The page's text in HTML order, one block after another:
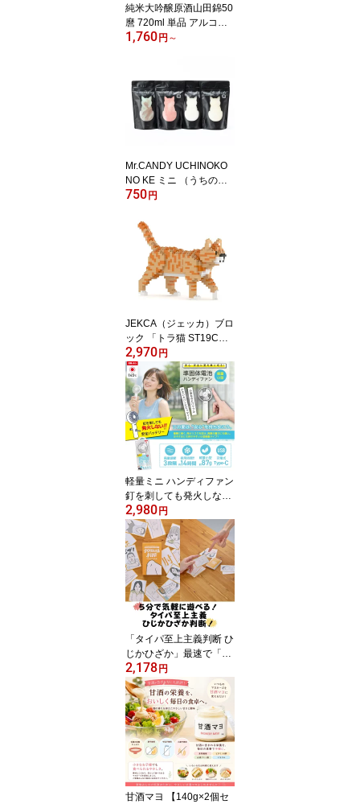
純米大吟醸原酒山田錦50
麿 720ml 単品 アルコー
ル16度 千曲錦酒造 生酒
1,760円 ～
Mr.CANDY UCHINOKO
NO KE ミニ （うちの子
の毛） 【限定品】 ココ
ベリートマト／チョコミ
ント／塩バニラレモン ま
るでネコの毛のように滑
らかな質感の特別な「わ
たあめ」 CANDY職人に
よる特許製法
750円
JEKCA（ジェッカ）ブロ
ック 「トラ猫 ST19CM0
2」 ミニサイズ ブロック
の数740個 動物をリアル
に再現する精巧なブロッ
ク ネジで固定する特殊構
造で、半永久的に壊れな
い作品が作れます ※専用
ドライバー付き サイズH
179×D250×W56ミリ ネ
コ好き ブロック
2,970円
軽量ミニ ハンディファン
釘を刺しても発火しない
「準個体電池」使用 超軽
量 約87g 小型でパワフ
ル、小さいバッグにも入
ります 風量調節 3段階
最小風量使用時間 約14
時間 サイズW70×D38×H
150mm 充電用ケーブル
(USB A to C)が付属 エア
ージェイ
2,980円
「タイパ至上主義判断 ひ
じかひざか」最速で「ひ
じ」か「ひざ」か判断す
る”関節系”ハイスピード
カードゲーム「ビザ」
「ピザ」「パエリア」な
ども登場し大混乱！？ プ
レイ時間約5分 プレイ人
数2～6名 対象年齢：6歳
以上
2,178円
甘酒マヨ 【140g×2個セ